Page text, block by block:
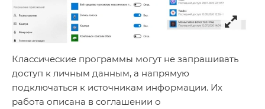
Классические программы могут не запрашивать
доступ к личным данным, а напрямую
подключаться к источникам информации. Их
работа описана в соглашении о